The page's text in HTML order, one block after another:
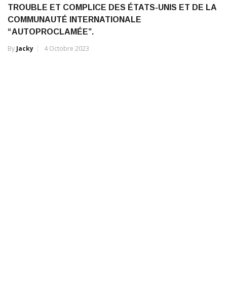
TROUBLE ET COMPLICE DES ÉTATS-UNIS ET DE LA
COMMUNAUTÉ INTERNATIONALE
“AUTOPROCLAMÉE”.
By Jacky 4 Octobre 2023